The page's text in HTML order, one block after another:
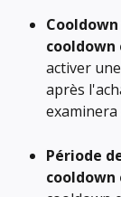
activer
après
examinera
Période